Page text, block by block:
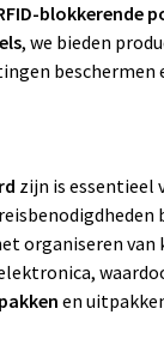
blokkerende
, we bieden
beschermen
zijn is essentieel
organiseren van
en